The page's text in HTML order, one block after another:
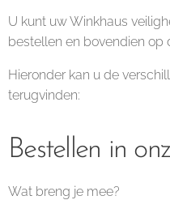
U kunt uw Winkhaus
bestellen en bovendien op
Hieronder kan u de
terugvinden:
Bestellen in
Wat breng je mee?